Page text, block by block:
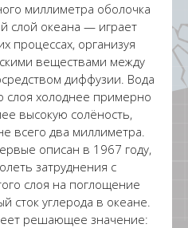
миллиметра оболочка
слой океана — играет
процессах, организуя
веществами между
диффузии. Вода
слоя холоднее примерно
высокую солёность,
всего два миллиметра.
описан в 1967 году,
затруднения с
слоя на поглощение
сток углерода в океане.
решающее значение: